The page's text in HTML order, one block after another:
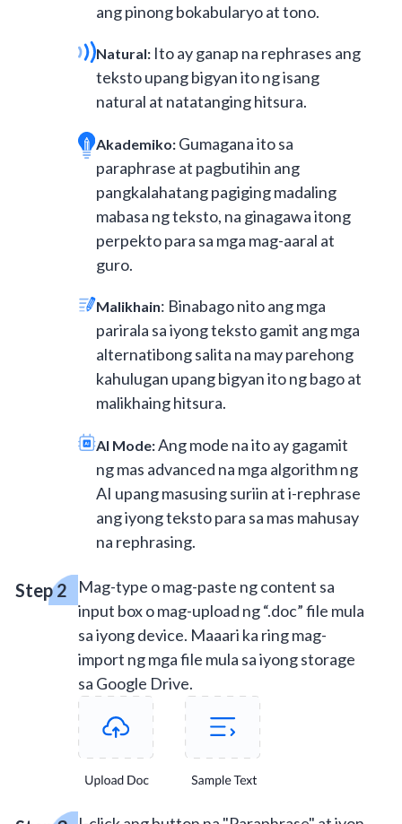
ang pinong bokabularyo at tono.
Natural: Ito ay ganap na rephrases ang
teksto upang bigyan ito ng isang
natural at natatanging hitsura.
Akademiko: Gumagana ito sa
paraphrase at pagbutihin ang
pangkalahatang pagiging madaling
mabasa ng teksto, na ginagawa itong
perpekto para sa mga mag-aaral at
guro.
Malikhain: Binabago nito ang mga
parirala sa iyong teksto gamit ang mga
alternatibong salita na may parehong
kahulugan upang bigyan ito ng bago at
malikhaing hitsura.
AI Mode:Ang mode na ito ay gagamit
ng mas advanced na mga algorithm ng
AI upang masusing suriin at i-rephrase
ang iyong teksto para sa mas mahusay
na rephrasing.
Mag-type o mag-paste ng content sa
input box o mag-upload ng “.doc” file mula
sa iyong device. Maaari ka ring mag-
import ng mga file mula sa iyong storage
sa Google Drive.